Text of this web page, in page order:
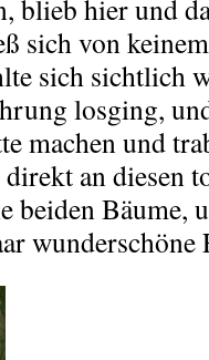
blieb hier und
sich von
sich sichtlich
losging,
machen und
an diesen
beiden Bäume,
wunderschöne